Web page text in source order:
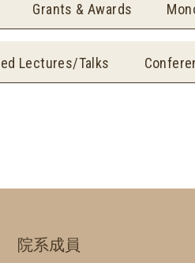
Grants & Awards
Lectures/Talks
院系成員